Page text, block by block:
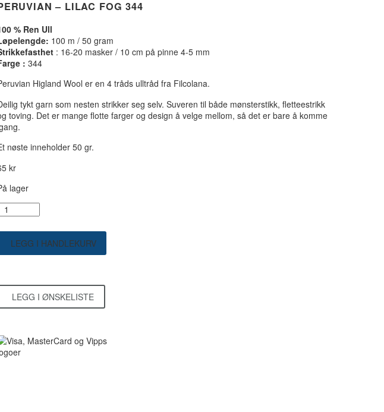
– LILAC FOG 344
% Ren Ull
100 m / 50 gram
: 16-20 masker / 10 cm på pinne 4-5 mm
: 344
Higland Wool er en 4 tråds ulltråd fra Filcolana.
tykt garn som nesten strikker seg selv. Suveren til både mønsterstikk, fletteestrikk
toving. Det er mange flotte farger og design å velge mellom, så det er bare å komme
nøste inneholder 50 gr.
kr
lager
Peruvian
LEGG I HANDLEKURV
LEGG I ØNSKELISTE